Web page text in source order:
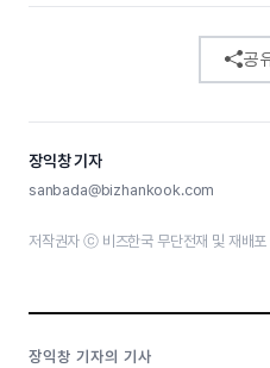
공
장익창 기자
sanbada@bizhankook.com
저작권자 ⓒ 비즈한국 무단전재 및 재배포
장익창 기자의 기사